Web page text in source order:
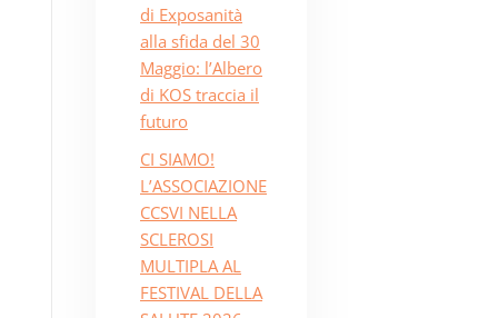
di Exposanità
alla sfida del 30
Maggio: l’Albero
di KOS traccia il
futuro
CI SIAMO!
L’ASSOCIAZIONE
CCSVI NELLA
SCLEROSI
MULTIPLA AL
FESTIVAL DELLA